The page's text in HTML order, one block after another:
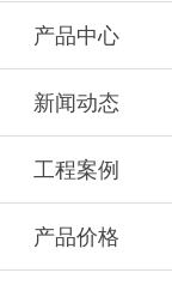
产品中心
新闻动态
工程案例
产品价格